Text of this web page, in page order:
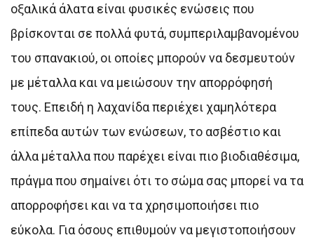
οξαλικά άλατα είναι φυσικές ενώσεις που
βρίσκονται σε πολλά φυτά, συμπεριλαμβανομένου
του σπανακιού, οι οποίες μπορούν να δεσμευτούν
με μέταλλα και να μειώσουν την απορρόφησή
τους. Επειδή η λαχανίδα περιέχει χαμηλότερα
επίπεδα αυτών των ενώσεων, το ασβέστιο και
άλλα μέταλλα που παρέχει είναι πιο βιοδιαθέσιμα,
πράγμα που σημαίνει ότι το σώμα σας μπορεί να τα
απορροφήσει και να τα χρησιμοποιήσει πιο
εύκολα. Για όσους επιθυμούν να μεγιστοποιήσουν